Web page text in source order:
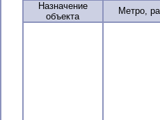
Назначение
объекта
Метро,